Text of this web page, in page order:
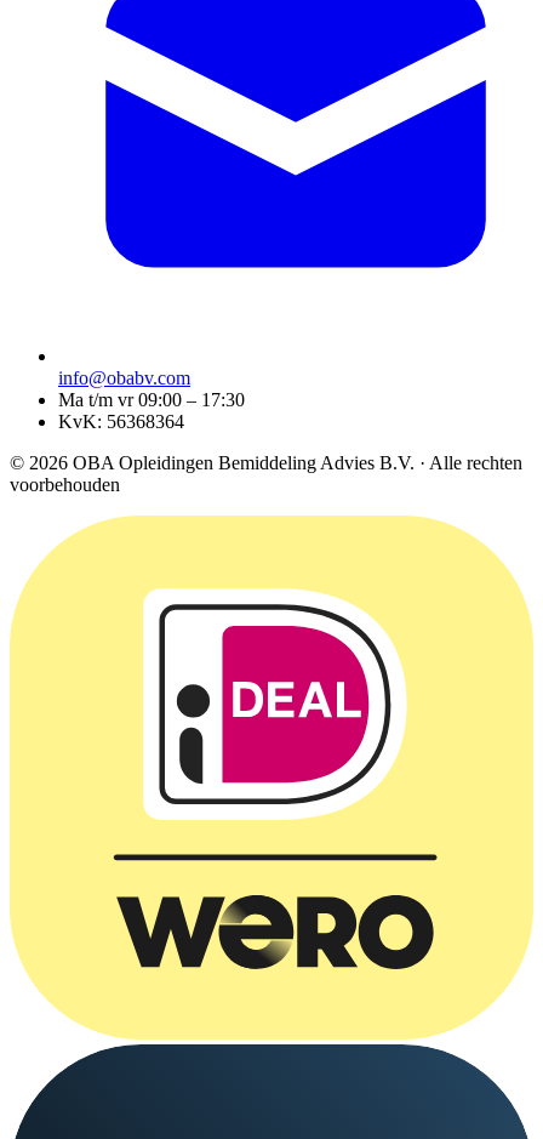
info@obabv.com
Ma t/m vr 09:00 – 17:30
KvK: 56368364
© 2026 OBA Opleidingen Bemiddeling Advies B.V. · Alle rechten
voorbehouden